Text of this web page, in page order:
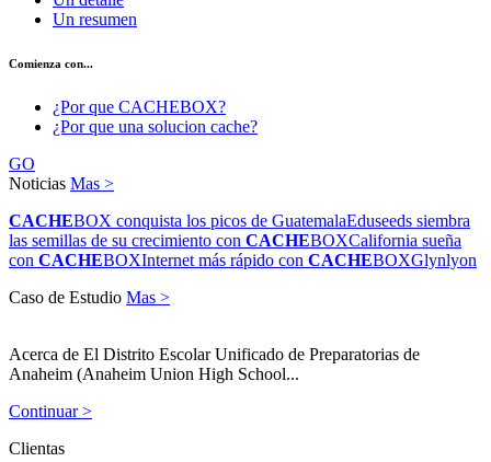
Un resumen
Comienza con...
¿Por que CACHEBOX?
¿Por que una solucion cache?
GO
Noticias Mas >
CACHEBOX conquista los picos de GuatemalaEduseeds siembra
las semillas de su crecimiento con CACHEBOXCalifornia sueña
con CACHEBOXInternet más rápido con CACHEBOXGlynlyon
Caso de Estudio Mas >
Acerca de El Distrito Escolar Unificado de Preparatorias de
Anaheim (Anaheim Union High School...
Continuar >
Clientas